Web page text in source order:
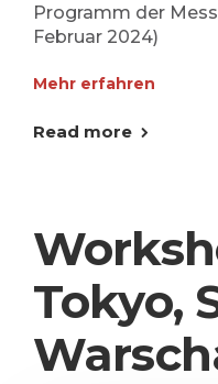
Programm der
Februar 2024)
Mehr erfahren
Read more
Tokyo,